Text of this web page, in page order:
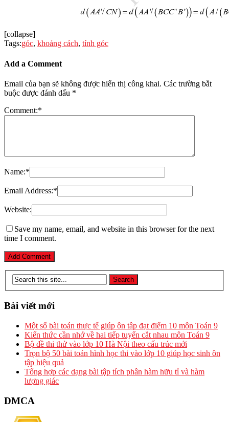
[collapse]
Tags:góc, khoảng cách, tính góc
Add a Comment
Email của bạn sẽ không được hiển thị công khai. Các trường bắt
buộc được đánh dấu *
Comment:*
Name:*
Email Address:*
Website:
Save my name, email, and website in this browser for the next
time I comment.
Bài viết mới
Một số bài toán thực tế giúp ôn tập đạt điểm 10 môn Toán 9
Kiến thức cần nhớ về hai tiếp tuyến cắt nhau môn Toán 9
Bộ đề thi thử vào lớp 10 Hà Nội theo cấu trúc mới
Trọn bộ 50 bài toán hình học thi vào lớp 10 giúp học sinh ôn
tập hiệu quả
Tổng hợp các dạng bài tập tích phân hàm hữu tỉ và hàm
lượng giác
DMCA